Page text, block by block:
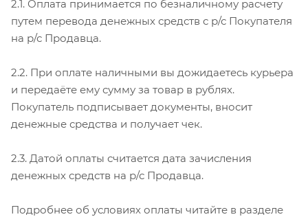
2.1. Оплата принимается по безналичному расчету
путем перевода денежных средств с р/с Покупателя
на р/с Продавца.
2.2. При оплате наличными вы дожидаетесь курьера
и передаёте ему сумму за товар в рублях.
Покупатель подписывает документы, вносит
денежные средства и получает чек.
2.3. Датой оплаты считается дата зачисления
денежных средств на р/с Продавца.
Подробнее об условиях оплаты читайте в разделе